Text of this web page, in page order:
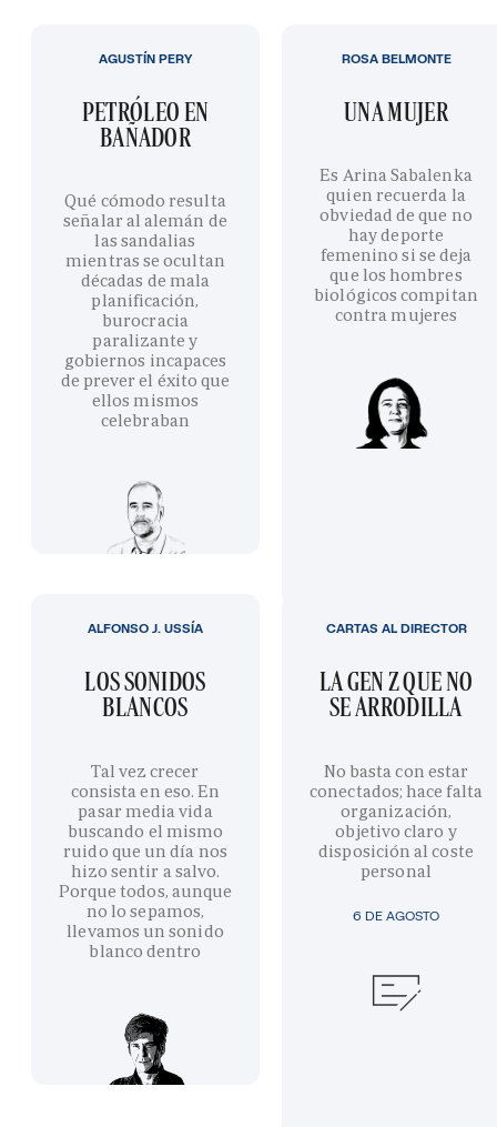
PETRÓLEO EN
BAÑADOR
Qué cómodo resulta
señalar al alemán de
las sandalias
mientras se ocultan
décadas de mala
planificación,
burocracia
paralizante y
gobiernos incapaces
de prever el éxito que
ellos mismos
celebraban
AGUSTÍN PERY
UNA MUJER
Es Arina Sabalenka
quien recuerda la
obviedad de que no
hay deporte
femenino si se deja
que los hombres
biológicos compitan
contra mujeres
ROSA BELMONTE
LOS SONIDOS
BLANCOS
Tal vez crecer
consista en eso. En
pasar media vida
buscando el mismo
ruido que un día nos
hizo sentir a salvo.
Porque todos, aunque
no lo sepamos,
llevamos un sonido
blanco dentro
ALFONSO J. USSÍA
6 DE AGOSTO
LA GEN Z QUE NO
SE ARRODILLA
No basta con estar
conectados; hace falta
organización,
objetivo claro y
disposición al coste
personal
CARTAS AL DIRECTOR